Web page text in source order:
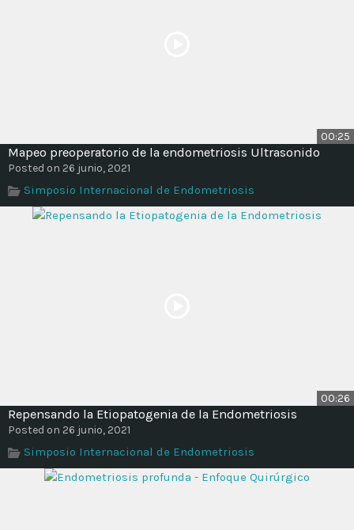
00:25
Mapeo preoperatorio de la endometriosis Ultrasonido
Posted on 26 junio, 2021
Simposio Internacional de Endometriosis
00:26
Repensando la Etiopatogenia de la Endometriosis
Posted on 26 junio, 2021
Simposio Internacional de Endometriosis